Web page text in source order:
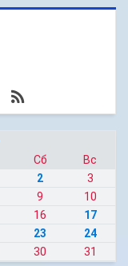
Сб
Вс
2
3
9
10
16
17
23
24
30 31